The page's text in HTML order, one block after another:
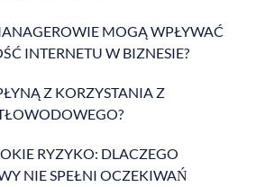
MOGĄ WPŁYWAĆ
INTERNETU W BIZNESIE?
Z KORZYSTANIA Z
RYZYKO: DLACZEGO
NIE SPEŁNI OCZEKIWAŃ